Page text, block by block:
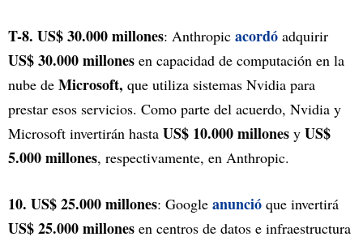
T-8. US$ 30.000 millones: Anthropic acordó adquirir
US$ 30.000 millones en capacidad de computación en la
nube de Microsoft, que utiliza sistemas Nvidia para
prestar esos servicios. Como parte del acuerdo, Nvidia y
Microsoft invertirán hasta US$ 10.000 millones y US$
5.000 millones, respectivamente, en Anthropic.
10. US$ 25.000 millones: Google anunció que invertirá
US$ 25.000 millones en centros de datos e infraestructura